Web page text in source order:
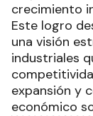
crecimiento
Este logro
una visión
industriales
expansión y
económico